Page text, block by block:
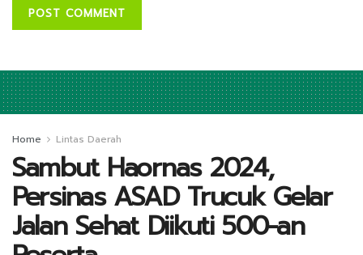
Home Lintas Daerah
Sambut Haornas 2024,
Persinas ASAD Trucuk Gelar
Jalan Sehat Diikuti 500-an